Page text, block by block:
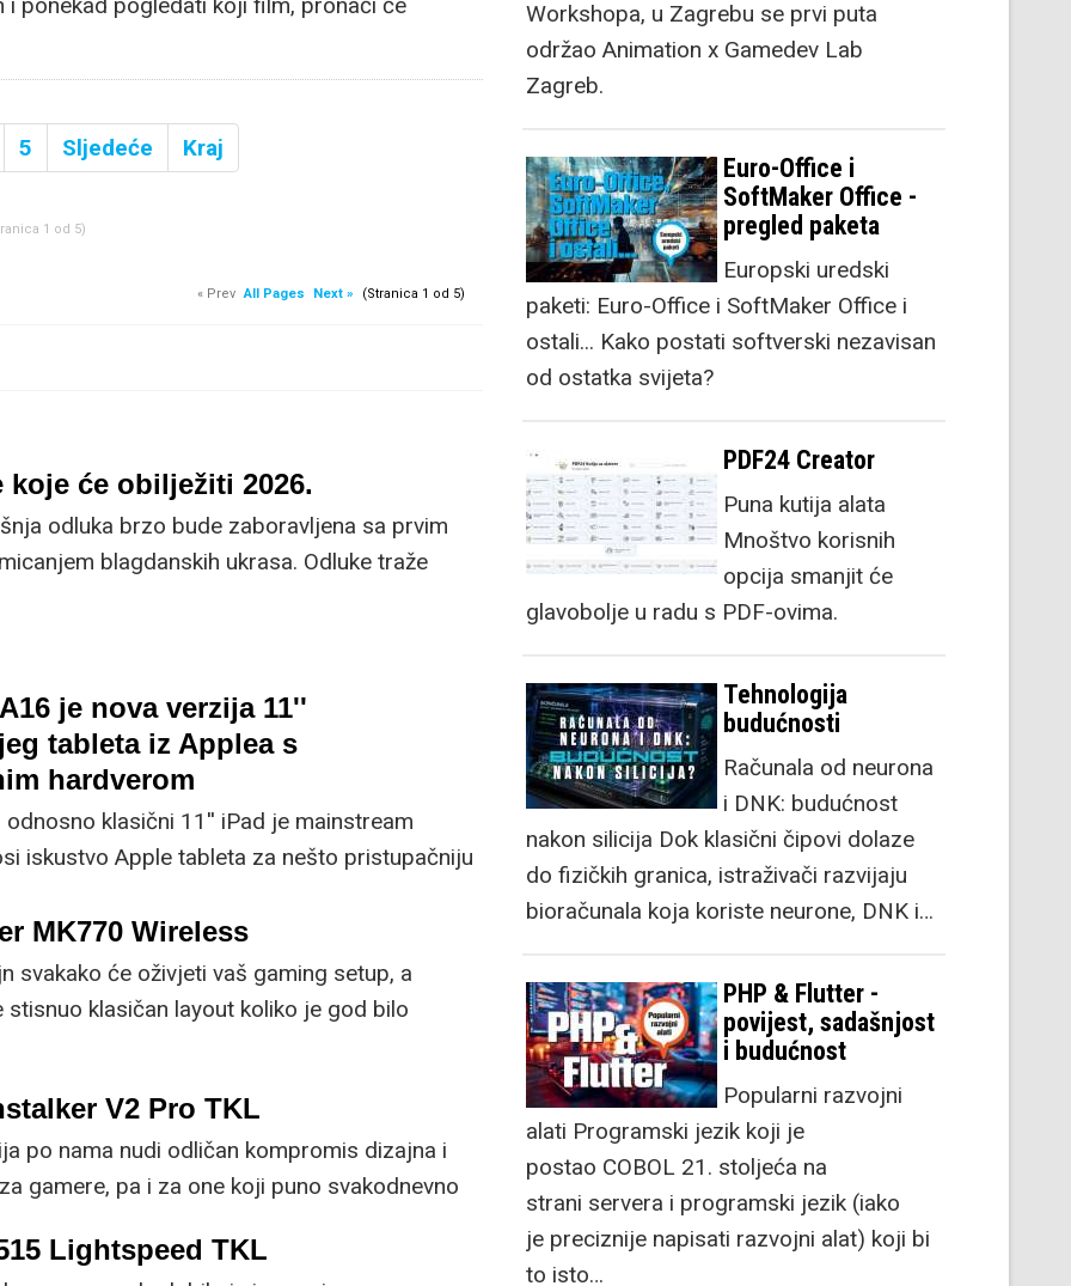
ponekad pogledati koji film, pronaći će
5 Sljedeće Kraj
1 od 5)
« Prev All Pages Next » (Stranica 1 od 5)
koje će obilježiti 2026.
odluka brzo bude zaboravljena sa prvim
blagdanskih ukrasa. Odluke traže
je nova verzija 11''
tableta iz Applea s
hardverom
odnosno klasični 11'' iPad je mainstream
iskustvo Apple tableta za nešto pristupačniju
MK770 Wireless
svakako će oživjeti vaš gaming setup, a
klasičan layout koliko je god bilo
V2 Pro TKL
po nama nudi odličan kompromis dizajna i
gamere, pa i za one koji puno svakodnevno
Lightspeed TKL
Workshopa, u Zagrebu se prvi puta
održao Animation x Gamedev Lab
Zagreb.
Euro-Office i
SoftMaker Office -
pregled paketa
Europski uredski
paketi: Euro-Office i SoftMaker Office i
ostali... Kako postati softverski nezavisan
od ostatka svijeta?
PDF24 Creator
Puna kutija alata
Mnoštvo korisnih
opcija smanjit će
glavobolje u radu s PDF-ovima.
Tehnologija
budućnosti
Računala od neurona
i DNK: budućnost
nakon silicija Dok klasični čipovi dolaze
do fizičkih granica, istraživači razvijaju
bioračunala koja koriste neurone, DNK i…
PHP & Flutter -
povijest, sadašnjost
i budućnost
Popularni razvojni
alati Programski jezik koji je
postao COBOL 21. stoljeća na
strani servera i programski jezik (iako
je preciznije napisati razvojni alat) koji bi
to isto…